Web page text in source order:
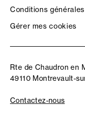
Conditions
Gérer mes cookies
Rte de Chaudron en
49110 Montrevault-
Contactez-nous